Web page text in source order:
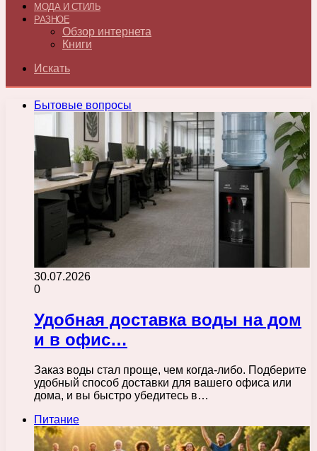
МОДА И СТИЛЬ
РАЗНОЕ
Обзор интернета
Книги
Искать
Бытовые вопросы
30.07.2026
0
Удобная доставка воды на дом
и в офис…
Заказ воды стал проще, чем когда-либо. Подберите
удобный способ доставки для вашего офиса или
дома, и вы быстро убедитесь в…
Питание